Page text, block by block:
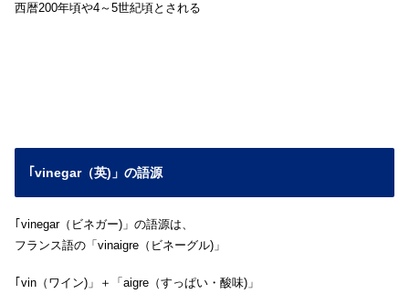
西暦200年頃や4～5世紀頃とされる
｢vinegar（英)」の語源
｢vinegar（ビネガー)」の語源は、
フランス語の「vinaigre（ビネーグル)」
｢vin（ワイン)」＋「aigre（すっぱい・酸味)」